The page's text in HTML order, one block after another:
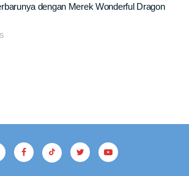
dengan Merek Wonderful Dragon